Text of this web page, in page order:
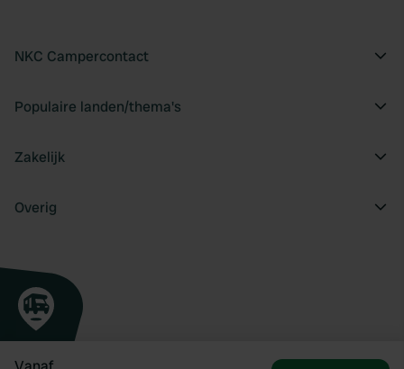
NKC Campercontact
Populaire landen/thema's
Zakelijk
Overig